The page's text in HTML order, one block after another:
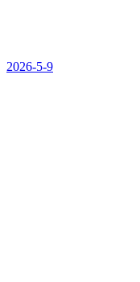
2026-5-9